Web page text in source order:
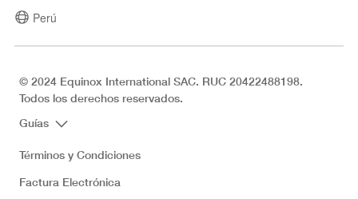
Perú
© 2024 Equinox International SAC. RUC 20422488198.
Todos los derechos reservados.
Guías
Términos y Condiciones
Factura Electrónica